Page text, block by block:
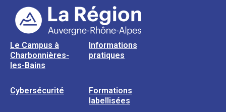
Le Campus à
Charbonnières-
les-Bains
Informations
pratiques
Cybersécurité
Formations
labellisées